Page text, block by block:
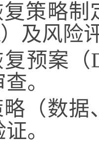
策略制
及风险
预案（
。
（数据
。